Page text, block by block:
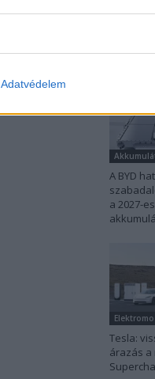
Adatvédelem
A BYD hat
a 2027-
Tesla:
árazás a